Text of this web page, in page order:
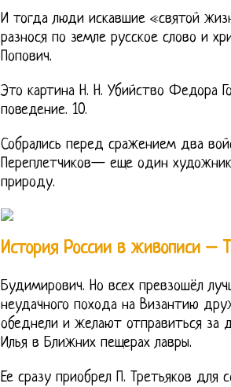
И тогда люди искавшие «святой
разнося по земле русское слово и
Попович.
Это картина Н. Н. Убийство Федора
поведение. 10.
Собрались перед сражением два
Переплетчиков— еще один
природу.
История России в живописи –
Будимирович. Но всех превзошёл
неудачного похода на Византию
обеднели и желают отправиться за
Илья в Ближних пещерах лавры.
Ее сразу приобрел П. Третьяков для